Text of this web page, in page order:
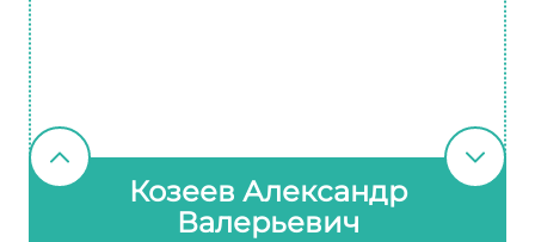
Козеев Александр
Валерьевич